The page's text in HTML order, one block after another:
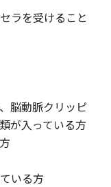
ラを受けること
脳動脈クリッピ
が入っている方
いる方